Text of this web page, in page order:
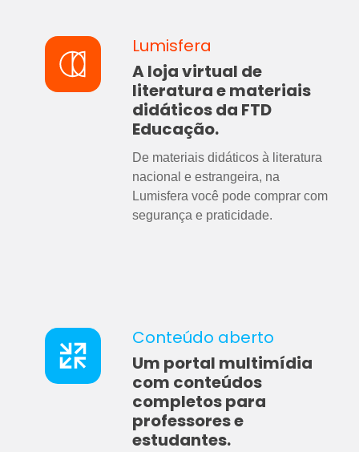
Lumisfera
A loja virtual de
literatura e materiais
didáticos da FTD
Educação.
De materiais didáticos à literatura
nacional e estrangeira, na
Lumisfera você pode comprar com
segurança e praticidade.
Conteúdo aberto
Um portal multimídia
com conteúdos
completos para
professores e
estudantes.